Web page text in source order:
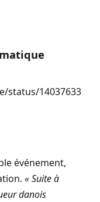
status/14037633
événement,
« Suite à
danois